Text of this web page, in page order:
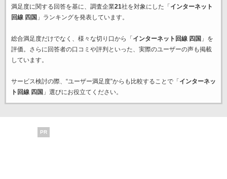
満足度に関する回答を基に、調査企業21社を対象にした「 インターネット
回線 四国 」ランキングを発表しています。
総合満足度だけでなく、様々な切り口から「 インターネット回線 四国 」を
評価。さらに回答者の口コミや評判といった、実際のユーザーの声も掲載
しています。
サービス検討の際、“ユーザー満足度”からも比較することで「 インターネッ
ト回線 四国 」選びにお役立てください。
PR